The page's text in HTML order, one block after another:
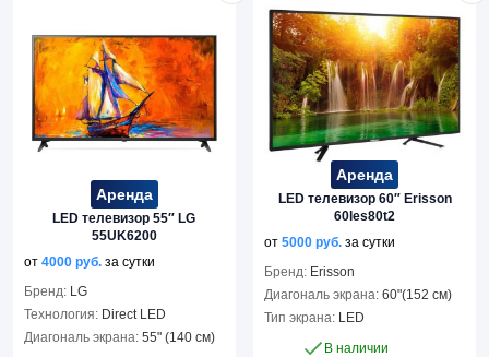
Аренда
LED телевизор 55″ LG
55UK6200
от 4000 руб. за сутки
Бренд: LG
Технология: Direct LED
Диагональ экрана: 55" (140 см)
Аренда
LED телевизор 60″ Erisson
60les80t2
от5000руб. за сутки
Бренд: Erisson
Диагональ экрана: 60"(152 см)
Тип экрана: LED
В наличии